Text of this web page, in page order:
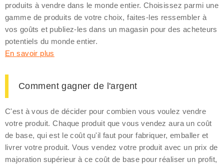
produits à vendre dans le monde entier. Choisissez parmi une
gamme de produits de votre choix, faites-les ressembler à
vos goûts et publiez-les dans un magasin pour des acheteurs
potentiels du monde entier.
En savoir plus
Comment gagner de l'argent
C'est à vous de décider pour combien vous voulez vendre
votre produit. Chaque produit que vous vendez aura un coût
de base, qui est le coût qu'il faut pour fabriquer, emballer et
livrer votre produit. Vous vendez votre produit avec un prix de
majoration supérieur à ce coût de base pour réaliser un profit,